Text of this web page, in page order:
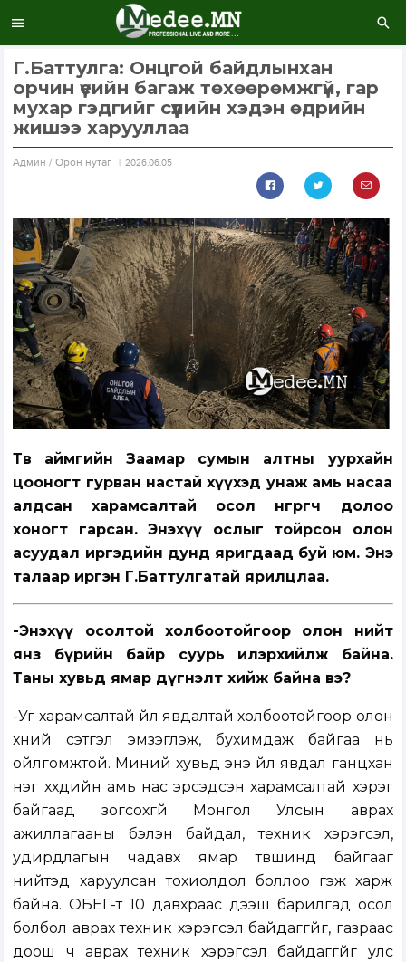
Г.Баттулга: Онцгой байдлынхан
орчин үеийн багаж төхөөрөмжгүй, гар
мухар гэдгийг сүүлийн хэдэн өдрийн
жишээ харууллаа
Aдмин / Орон нутаг 2026.06.05
Төв аймгийн Заамар сумын алтны уурхайн
цооногт гурван настай хүүхэд унаж амь насаа
алдсан харамсалтай осол өнгөрөгч долоо
хоногт гарсан. Энэхүү ослыг тойрсон олон
асуудал иргэдийн дунд яригдаад буй юм. Энэ
талаар иргэн Г.Баттулгатай ярилцлаа.
-Энэхүү осолтой холбоотойгоор олон нийт
янз бүрийн байр суурь илэрхийлж байна.
Таны хувьд ямар дүгнэлт хийж байна вэ?
-Уг харамсалтай үйл явдалтай холбоотойгоор олон
хүний сэтгэл эмзэглэж, бухимдаж байгаа нь
ойлгомжтой. Миний хувьд энэ үйл явдал ганцхан
нэг хүүхдийн амь нас эрсэдсэн харамсалтай хэрэг
байгаад зогсохгүй Монгол Улсын аврах
ажиллагааны бэлэн байдал, техник хэрэгсэл,
удирдлагын чадавх ямар түвшинд байгааг
нийтэд харуулсан тохиолдол боллоо гэж харж
байна. ОБЕГ-т 10 давхраас дээш барилгад осол
болбол аврах техник хэрэгсэл байдаггүйг, газраас
доош ч аврах техник хэрэгсэл байдаггүйг улс